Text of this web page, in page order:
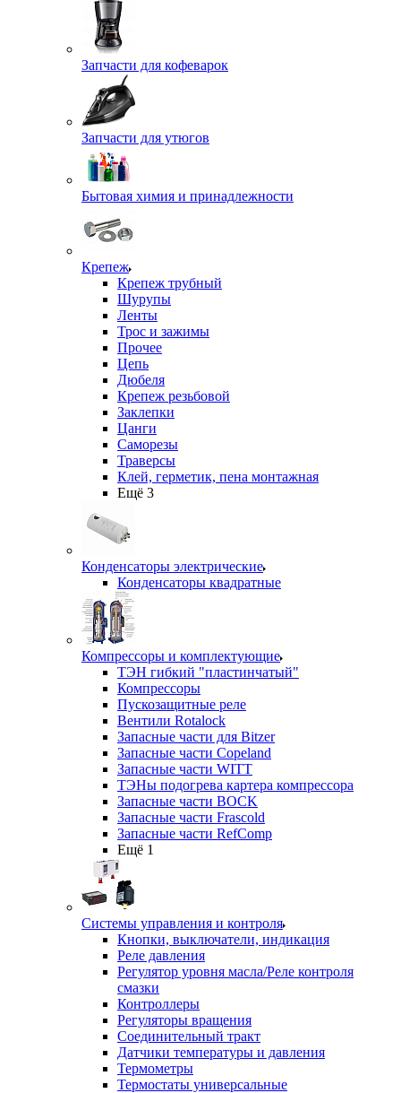
Запчасти для кофеварок
Запчасти для утюгов
Бытовая химия и принадлежности
Крепеж
Крепеж трубный
Шурупы
Ленты
Трос и зажимы
Прочее
Цепь
Дюбеля
Крепеж резьбовой
Заклепки
Цанги
Саморезы
Траверсы
Клей, герметик, пена монтажная
Ещё 3
Конденсаторы электрические
Конденсаторы квадратные
Компрессоры и комплектующие
ТЭН гибкий "пластинчатый"
Компрессоры
Пускозащитные реле
Вентили Rotalock
Запасные части для Bitzer
Запасные части Copeland
Запасные части WITT
ТЭНы подогрева картера компрессора
Запасные части BOCK
Запасные части Frascold
Запасные части RefComp
Ещё 1
Системы управления и контроля
Кнопки, выключатели, индикация
Реле давления
Регулятор уровня масла/Реле контроля
смазки
Контроллеры
Регуляторы вращения
Соединительный тракт
Датчики температуры и давления
Термометры
Термостаты универсальные